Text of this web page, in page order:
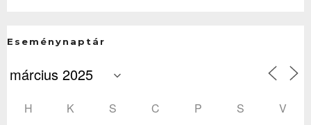
Eseménynaptár
H K S C P S V